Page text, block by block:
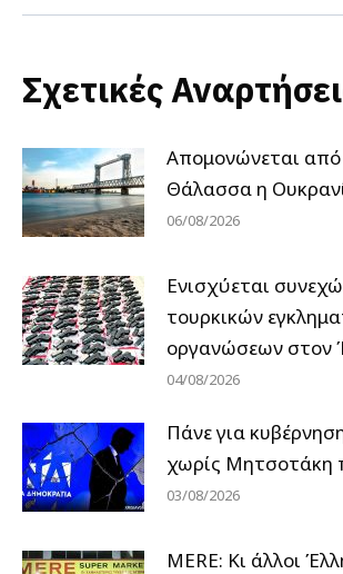
Σχετικές
Απομονώνεται
Θάλασσα η
06/08/2026
Ενισχύεται
τουρκικών
οργανώσεων στον
04/08/2026
Πάνε για
χωρίς Μητσοτάκη
03/08/2026
MERE: Κι άλλοι